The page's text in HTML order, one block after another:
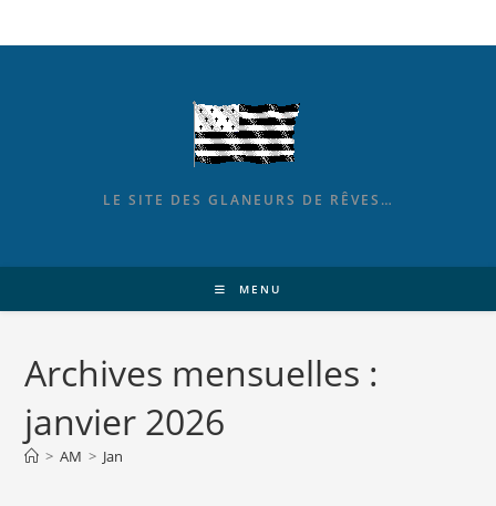
LE SITE DES GLANEURS DE RÊVES…
MENU
Archives mensuelles :
janvier 2026
> AM > Jan